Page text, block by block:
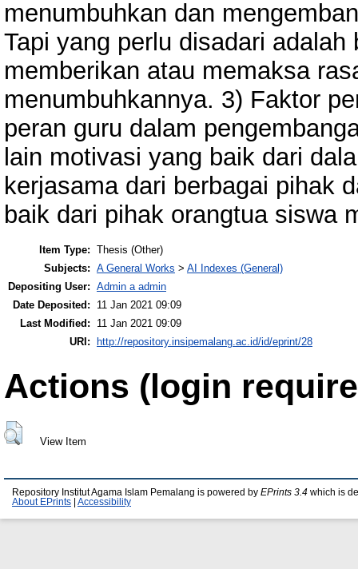
menumbuhkan dan
Tapi yang perlu disadari
memberikan atau memaksa
menumbuhkannya. 3) Faktor
peran guru dalam
lain motivasi yang baik dari
kerjasama dari berbagai pihak
baik dari pihak orangtua siswa
Item Type: Thesis (Other)
Subjects: A General Works > AI Indexes (General)
Depositing User: Admin a admin
Date Deposited:
11 Jan 2021 09:09
Last Modified:
11 Jan 2021 09:09
URI:
http://repository.insipemalang.ac.id/id/eprint/28
Actions (login
View Item
Repository Institut Agama Islam Pemalang is powered by EPrints 3.4 which is
About EPrints
Accessibility